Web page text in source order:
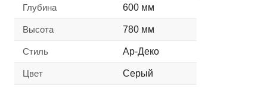
Глубина 600 мм
Высота 780 мм
Стиль Ар-Деко
Цвет Серый